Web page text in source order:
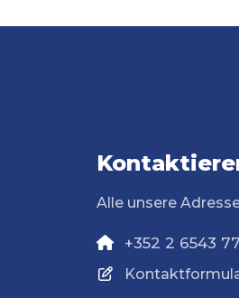
Alle unsere
+352 2 6543